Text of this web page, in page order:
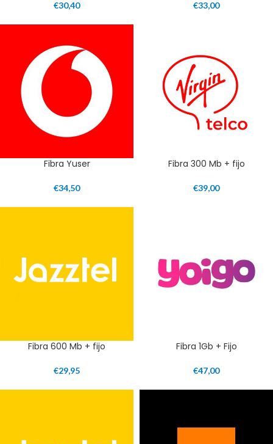
€30,40 €33,00
Fibra Yuser
€34,50
Fibra 300 Mb + fijo
€39,00
Fibra 600 Mb + fijo
€29,95
Fibra 1Gb + Fijo
€47,00